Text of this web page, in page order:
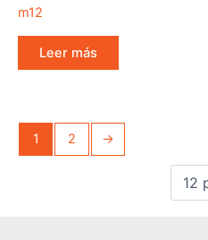
m12
Leer más
1 2 →